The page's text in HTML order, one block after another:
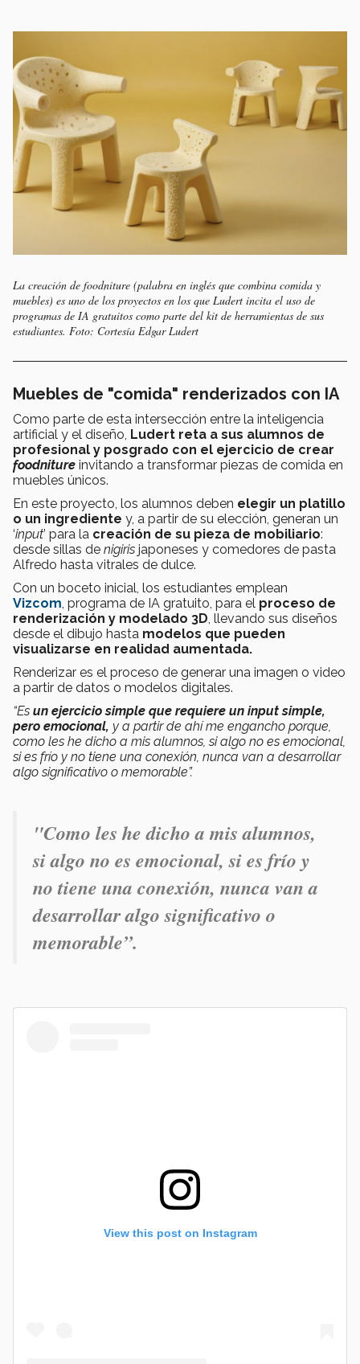
La creación de foodniture (palabra en inglés que combina comida y
muebles) es uno de los proyectos en los que Ludert incita el uso de
programas de IA gratuitos como parte del kit de herramientas de sus
estudiantes. Foto: Cortesía Edgar Ludert
Muebles de "comida" renderizados con IA
Como parte de esta intersección entre la inteligencia
artificial y el diseño, Ludert reta a sus alumnos de
profesional y posgrado con el ejercicio de crear
foodniture invitando a transformar piezas de comida en
muebles únicos.
En este proyecto, los alumnos deben elegir un platillo
o un ingrediente y, a partir de su elección, generan un
‘input’ para la creación de su pieza de mobiliario:
desde sillas de nigiris japoneses y comedores de pasta
Alfredo hasta vitrales de dulce.
Con un boceto inicial, los estudiantes emplean
Vizcom , programa de IA gratuito, para el proceso de
renderización y modelado 3D , llevando sus diseños
desde el dibujo hasta modelos que pueden
visualizarse en realidad aumentada.
Renderizar es el proceso de generar una imagen o video
a partir de datos o modelos digitales.
“Es un ejercicio simple que requiere un input simple,
pero emocional, y a partir de ahí me engancho porque,
como les he dicho a mis alumnos, si algo no es emocional,
si es frío y no tiene una conexión, nunca van a desarrollar
algo significativo o memorable”.
"Como les he dicho a mis alumnos,
si algo no es emocional, si es frío y
no tiene una conexión, nunca van a
desarrollar algo significativo o
memorable”.
View this post on Instagram